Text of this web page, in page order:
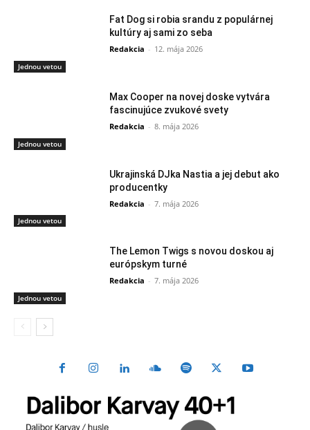
Jednou vetou
Fat Dog si robia srandu z populárnej
kultúry aj sami zo seba
Redakcia - 12. mája 2026
Jednou vetou
Max Cooper na novej doske vytvára
fascinujúce zvukové svety
Redakcia - 8. mája 2026
Jednou vetou
Ukrajinská DJka Nastia a jej debut ako
producentky
Redakcia - 7. mája 2026
Jednou vetou
The Lemon Twigs s novou doskou aj
európskym turné
Redakcia - 7. mája 2026